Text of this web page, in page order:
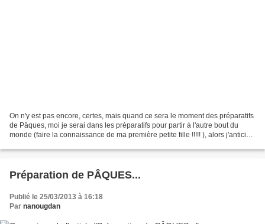
On n'y est pas encore, certes, mais quand ce sera le moment des préparatifs
de Pâques, moi je serai dans les préparatifs pour partir à l'autre bout du
monde (faire la connaissance de ma première petite fille !!!!! ), alors j'anticipe
Préparation de PÂQUES...
Publié le 25/03/2013 à 16:18
Par nanougdan